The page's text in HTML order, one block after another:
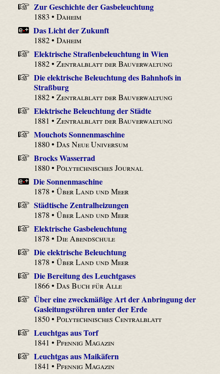
Zur Geschichte der Gasbeleuchtung
1883 •Daheim
Das Licht der Zukunft
1882 •Daheim
Elektrische Straßenbeleuchtung in Wien
1882 •Zentralblatt der Bauverwaltung
Die elektrische Beleuchtung des Bahnhofs in
Straßburg
1882 •Zentralblatt der Bauverwaltung
Elektrische Beleuchtung der Städte
1881 •Zentralblatt der Bauverwaltung
Mouchots Sonnenmaschine
1880 •Das Neue Universum
Brocks Wasserrad
1880 •Polytechnisches Journal
Die Sonnenmaschine
1878 •Über Land und Meer
Städtische Zentralheizungen
1878 •Über Land und Meer
Elektrische Gasbeleuchtung
1878 •Die Abendschule
Die elektrische Beleuchtung
1878 •Über Land und Meer
Die Bereitung des Leuchtgases
1866 •Das Buch für Alle
Über eine zweckmäßige Art der Anbringung der
Gasleitungsröhren unter der Erde
1850 •Polytechnisches Centralblatt
Leuchtgas aus Torf
1841 •Pfennig Magazin
Leuchtgas aus Maikäfern
1841 •Pfennig Magazin